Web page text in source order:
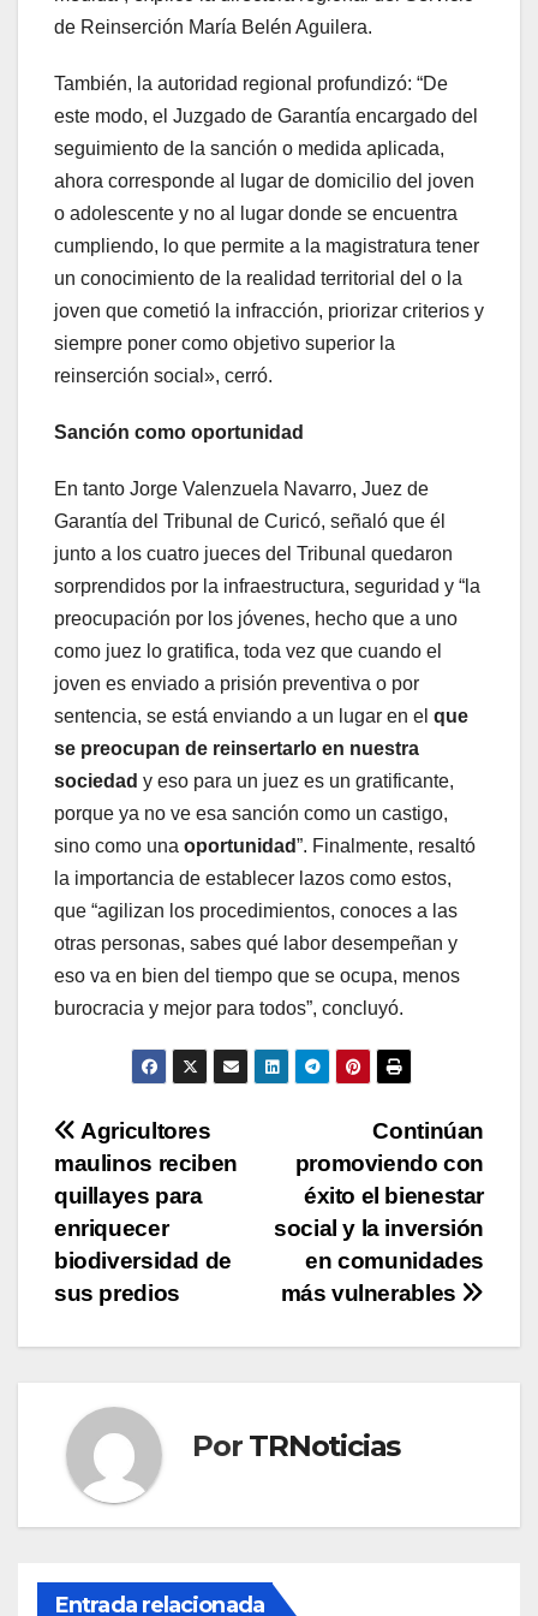
de Reinserción María Belén Aguilera.
También, la autoridad regional profundizó: “De
este modo, el Juzgado de Garantía encargado del
seguimiento de la sanción o medida aplicada,
ahora corresponde al lugar de domicilio del joven
o adolescente y no al lugar donde se encuentra
cumpliendo, lo que permite a la magistratura tener
un conocimiento de la realidad territorial del o la
joven que cometió la infracción, priorizar criterios y
siempre poner como objetivo superior la
reinserción social», cerró.
Sanción como oportunidad
En tanto Jorge Valenzuela Navarro, Juez de
Garantía del Tribunal de Curicó, señaló que él
junto a los cuatro jueces del Tribunal quedaron
sorprendidos por la infraestructura, seguridad y “la
preocupación por los jóvenes, hecho que a uno
como juez lo gratifica, toda vez que cuando el
joven es enviado a prisión preventiva o por
sentencia, se está enviando a un lugar en el que
se preocupan de reinsertarlo en nuestra
sociedad y eso para un juez es un gratificante,
porque ya no ve esa sanción como un castigo,
sino como una oportunidad”. Finalmente, resaltó
la importancia de establecer lazos como estos,
que “agilizan los procedimientos, conoces a las
otras personas, sabes qué labor desempeñan y
eso va en bien del tiempo que se ocupa, menos
burocracia y mejor para todos”, concluyó.
Navegación
de
entradas
Continúan
promoviendo con
éxito el bienestar
social y la inversión
en comunidades
más vulnerables
Agricultores
maulinos reciben
quillayes para
enriquecer
biodiversidad de
sus predios
Por TRNoticias
Entrada relacionada